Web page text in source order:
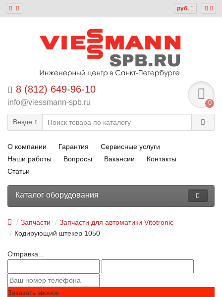
руб.
8 (812) 649-96-10
info@viessmann-spb.ru 0
Везде
О компании Гарантия
Сервисные услуги
Наши работы
Вопросы Вакансии
Контакты
Статьи
Каталог оборудования
Запчасти
Запчасти для автоматики Vitotronic
Кодирующий штекер 1050
Отправка...
Заказать звонок